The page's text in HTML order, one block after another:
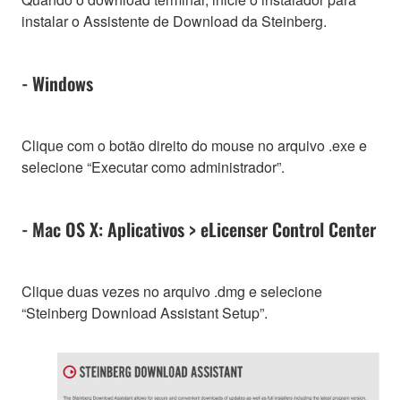
instalar o Assistente de Download da Steinberg.
- Windows
Clique com o botão direito do mouse no arquivo .exe e
selecione “Executar como administrador”.
- Mac OS X: Aplicativos > eLicenser Control Center
Clique duas vezes no arquivo .dmg e selecione
“Steinberg Download Assistant Setup”.